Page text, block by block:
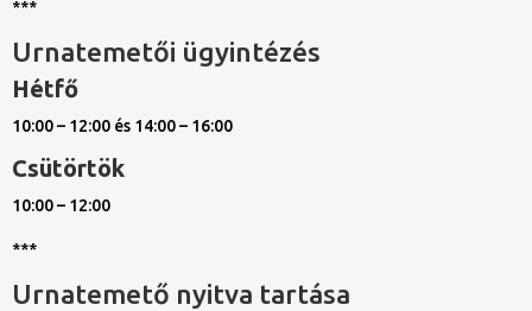
***
Urnatemetői ügyintézés
Hétfő
10:00 – 12:00 és 14:00 – 16:00
Csütörtök
10:00 – 12:00
***
Urnatemető nyitva tartása